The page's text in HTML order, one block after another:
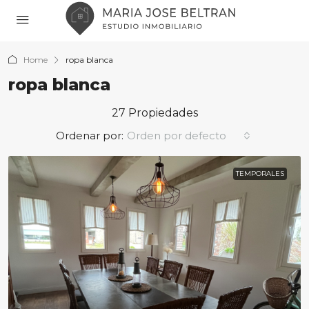
Home ropa blanca
ropa blanca
27 Propiedades
Ordenar por: Orden por defecto
TEMPORALES